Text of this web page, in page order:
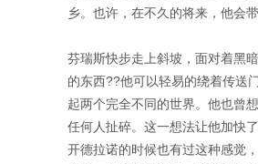
乡。也许，在不久的将来，他会
芬瑞斯快步走上斜坡，面对着黑
的东西??他可以轻易的绕着传送
起两个完全不同的世界。他也曾
任何人扯碎。这一想法让他加快
开德拉诺的时候也有过这种感觉